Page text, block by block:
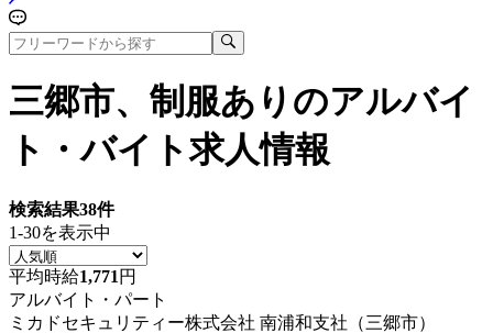
三郷市、制服あり のアルバイ
ト・バイト求人情報
検索結果38件
1-30を表示中
平均時給1,771 円
アルバイト・パート
ミカドセキュリティー株式会社 南浦和支社（三郷市）